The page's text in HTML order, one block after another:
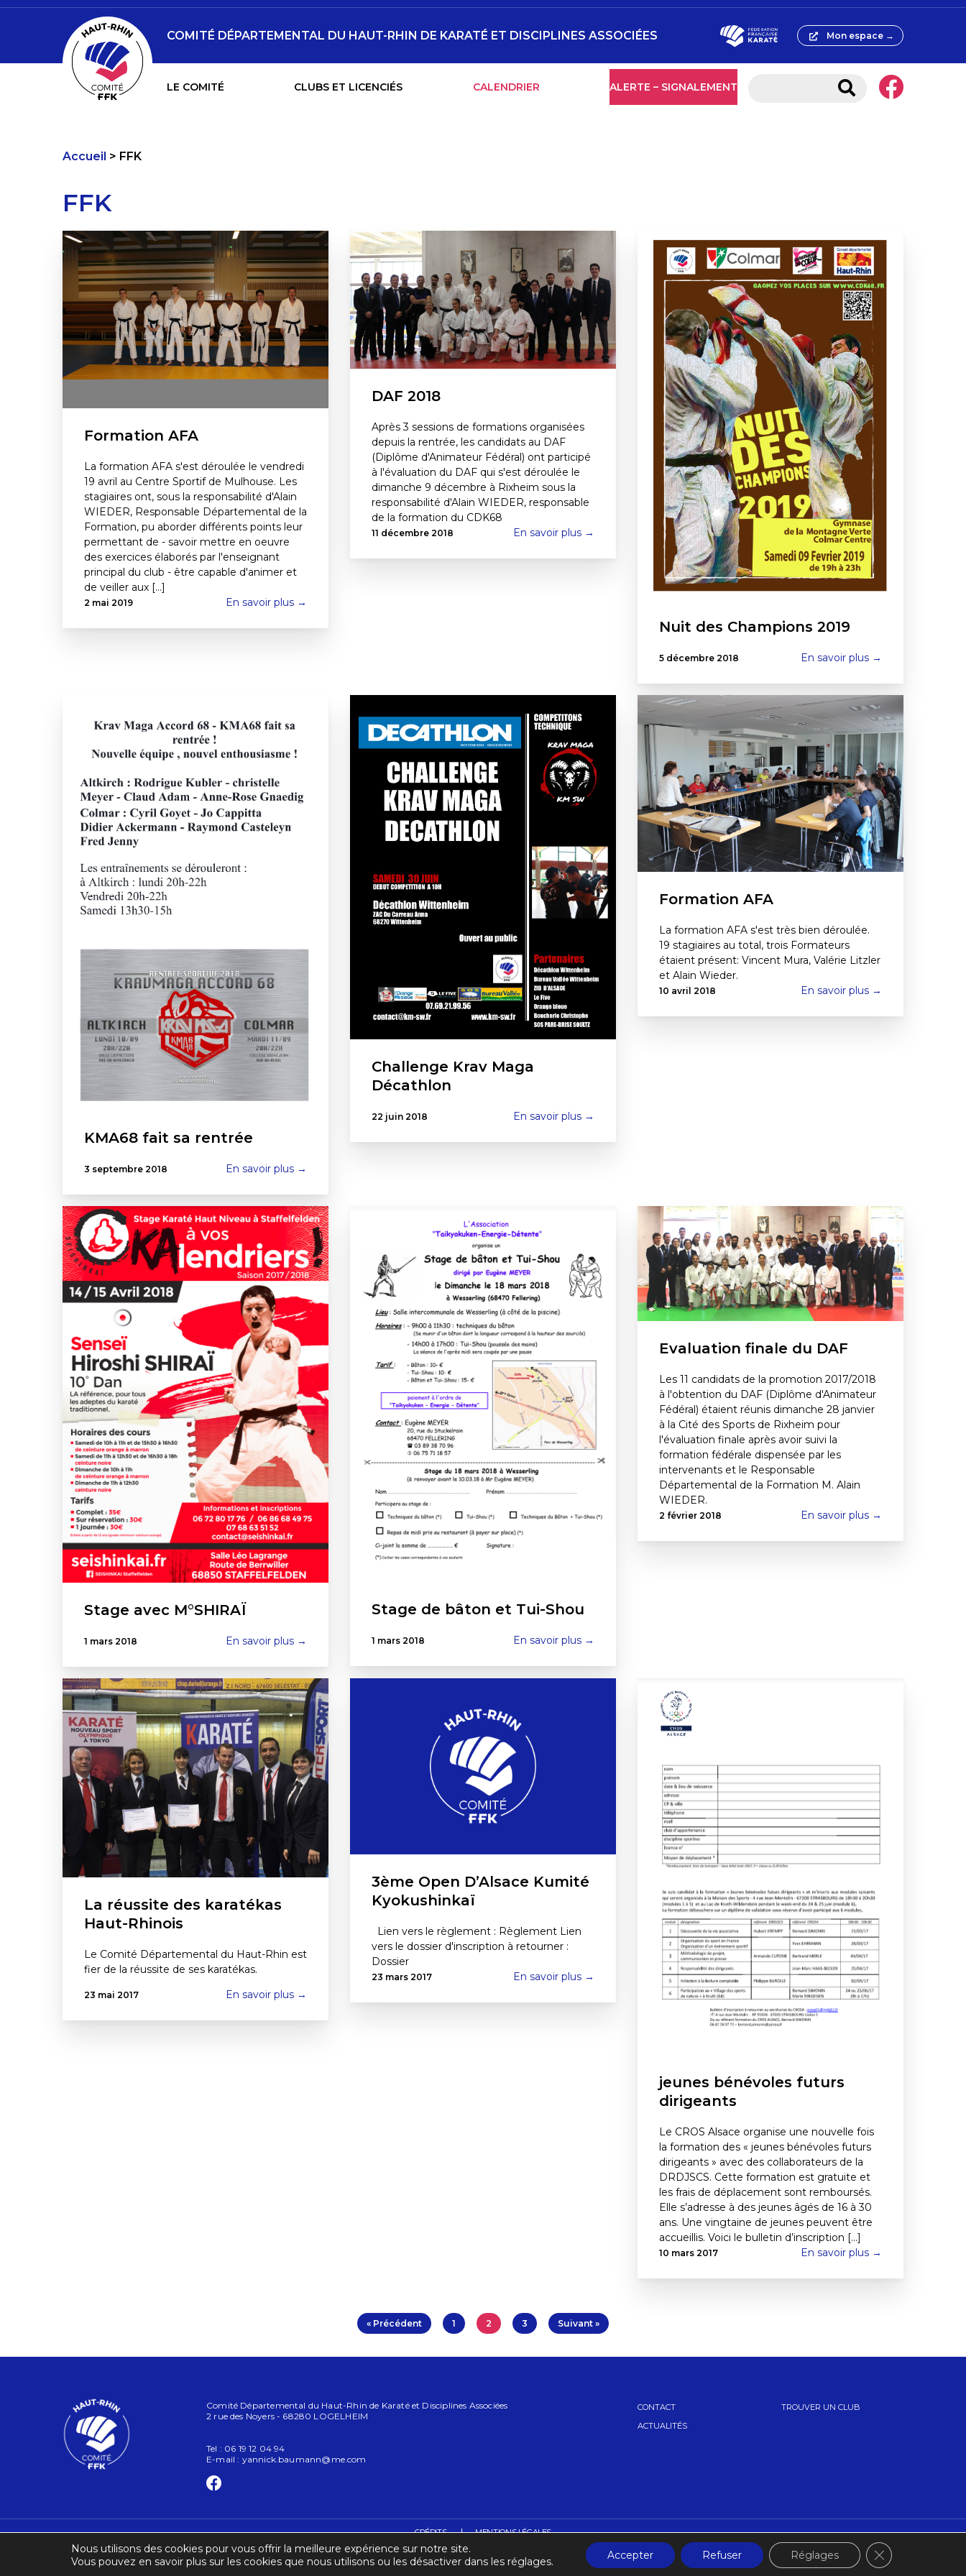
LE COMITÉ CLUBS ET LICENCIÉS CALENDRIER ALERTE – SIGNALEMENT
COMITÉ DÉPARTEMENTAL DU HAUT-RHIN DE KARATÉ ET DISCIPLINES ASSOCIÉES Mon espace →
Accueil FFK
FFK
Formation AFA
La formation AFA s'est déroulée le vendredi
19 avril au Centre Sportif de Mulhouse. Les
stagiaires ont, sous la responsabilité d'Alain
WIEDER, Responsable Départemental de la
Formation, pu aborder différents points leur
permettant de - savoir mettre en oeuvre
des exercices élaborés par l'enseignant
principal du club - être capable d'animer et
de veiller aux [...]
2 mai 2019 En savoir plus →
DAF 2018
Après 3 sessions de formations organisées
depuis la rentrée, les candidats au DAF
(Diplôme d'Animateur Fédéral) ont participé
à l'évaluation du DAF qui s'est déroulée le
dimanche 9 décembre à Rixheim sous la
responsabilité d'Alain WIEDER, responsable
de la formation du CDK68
11 décembre 2018 En savoir plus →
Nuit des Champions 2019
5 décembre 2018 En savoir plus →
KMA68 fait sa rentrée
3 septembre 2018 En savoir plus →
Challenge Krav Maga
Décathlon
22 juin 2018 En savoir plus →
Formation AFA
La formation AFA s'est très bien déroulée.
19 stagiaires au total, trois Formateurs
étaient présent: Vincent Mura, Valérie Litzler
et Alain Wieder.
10 avril 2018 En savoir plus →
Stage avec M°SHIRAÏ
1 mars 2018 En savoir plus →
Stage de bâton et Tui-Shou
1 mars 2018 En savoir plus →
Evaluation finale du DAF
Les 11 candidats de la promotion 2017/2018
à l'obtention du DAF (Diplôme d'Animateur
Fédéral) étaient réunis dimanche 28 janvier
à la Cité des Sports de Rixheim pour
l'évaluation finale après avoir suivi la
formation fédérale dispensée par les
intervenants et le Responsable
Départemental de la Formation M. Alain
WIEDER.
2 février 2018 En savoir plus →
La réussite des karatékas
Haut-Rhinois
Le Comité Départemental du Haut-Rhin est
fier de la réussite de ses karatékas.
23 mai 2017 En savoir plus →
3ème Open D’Alsace Kumité
Kyokushinkaï
Lien vers le règlement : Règlement Lien
vers le dossier d'inscription à retourner :
Dossier
23 mars 2017 En savoir plus →
jeunes bénévoles futurs
dirigeants
Le CROS Alsace organise une nouvelle fois
la formation des « jeunes bénévoles futurs
dirigeants » avec des collaborateurs de la
DRDJSCS. Cette formation est gratuite et
les frais de déplacement sont remboursés.
Elle s’adresse à des jeunes âgés de 16 à 30
ans. Une vingtaine de jeunes peuvent être
accueillis. Voici le bulletin d’inscription [...]
10 mars 2017 En savoir plus →
« Précédent 1 2 3 Suivant »
Comité Départemental du Haut-Rhin de Karaté et Disciplines Associées
2 rue des Noyers - 68280 LOGELHEIM
Tel : 06 19 12 04 94
E-mail : yannick.baumann@me.com
CONTACT
ACTUALITÉS
TROUVER UN CLUB
CRÉDITS MENTIONS LÉGALES
Nous utilisons des cookies pour vous offrir la meilleure expérience sur notre site.
Vous pouvez en savoir plus sur les cookies que nous utilisons ou les désactiver dans les réglages.
Accepter Refuser Réglages Fermer la